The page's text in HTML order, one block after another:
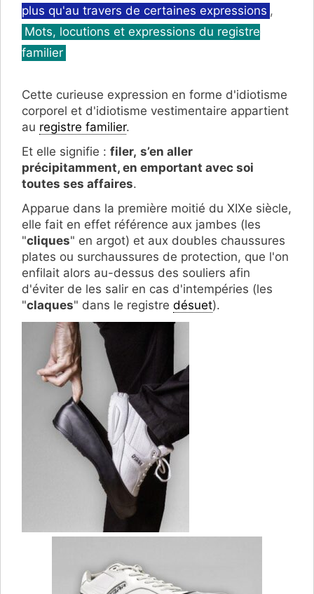
plus qu'au travers de certaines expressions ,
Mots, locutions et expressions du registre
familier
Cette curieuse expression en forme d'idiotisme
corporel et d'idiotisme vestimentaire appartient
au registre familier.
Et elle signifie : filer, s’en aller
précipitamment, en emportant avec soi
toutes ses affaires.
Apparue dans la première moitié du XIXe siècle,
elle fait en effet référence aux jambes (les
"cliques" en argot) et aux doubles chaussures
plates ou surchaussures de protection, que l'on
enfilait alors au-dessus des souliers afin
d'éviter de les salir en cas d'intempéries (les
"claques" dans le registre désuet).